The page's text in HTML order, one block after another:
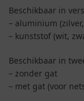
Beschikbaar in
– aluminium
– kunststof (wit,
Beschikbaar in
– zonder gat
– met gat (voor